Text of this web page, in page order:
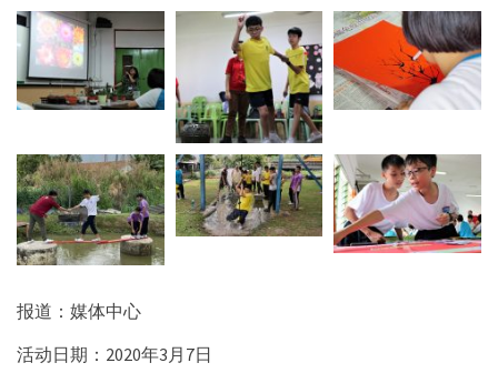
报道：媒体中心
活动日期：2020年3月7日